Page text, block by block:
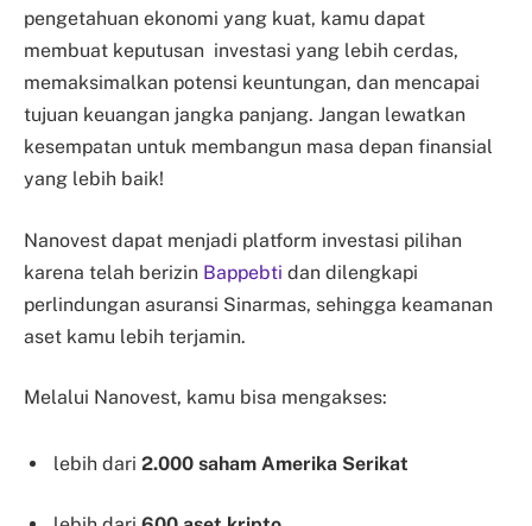
pengetahuan ekonomi yang kuat, kamu dapat
membuat keputusan investasi yang lebih cerdas,
memaksimalkan potensi keuntungan, dan mencapai
tujuan keuangan jangka panjang. Jangan lewatkan
kesempatan untuk membangun masa depan finansial
yang lebih baik!
Nanovest dapat menjadi platform investasi pilihan
karena telah berizin Bappebti dan dilengkapi
perlindungan asuransi Sinarmas, sehingga keamanan
aset kamu lebih terjamin.
Melalui Nanovest, kamu bisa mengakses:
lebih dari 2.000 saham Amerika Serikat